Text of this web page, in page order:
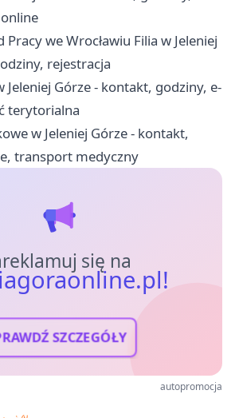
we Wrocławiu Filia w Jeleniej
rejestracja
Jeleniej Górze - kontakt, godziny, e-
terytorialna
w Jeleniej Górze - kontakt,
transport medyczny
się na
SZCZEGÓŁY
autopromocja